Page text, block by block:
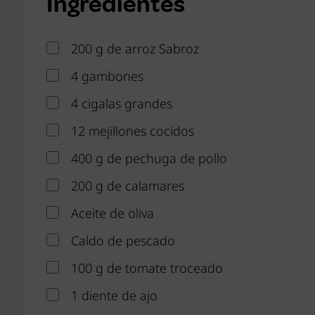
200 g de arroz Sabroz
4 gambones
4 cigalas grandes
12 mejillones cocidos
400 g de pechuga de pollo
200 g de calamares
Aceite de oliva
Caldo de pescado
100 g de tomate troceado
1 diente de ajo